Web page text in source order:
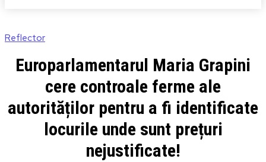
Reflector
Europarlamentarul Maria Grapini
cere controale ferme ale
autorităților pentru a fi identificate
locurile unde sunt prețuri
nejustificate!